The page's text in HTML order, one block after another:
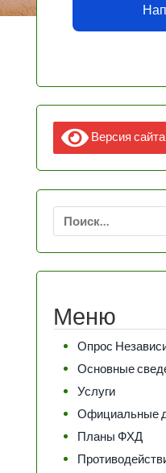
Версия
Найти:
Меню
Опрос
Основные
Услуги
Официальные
Планы ФХД